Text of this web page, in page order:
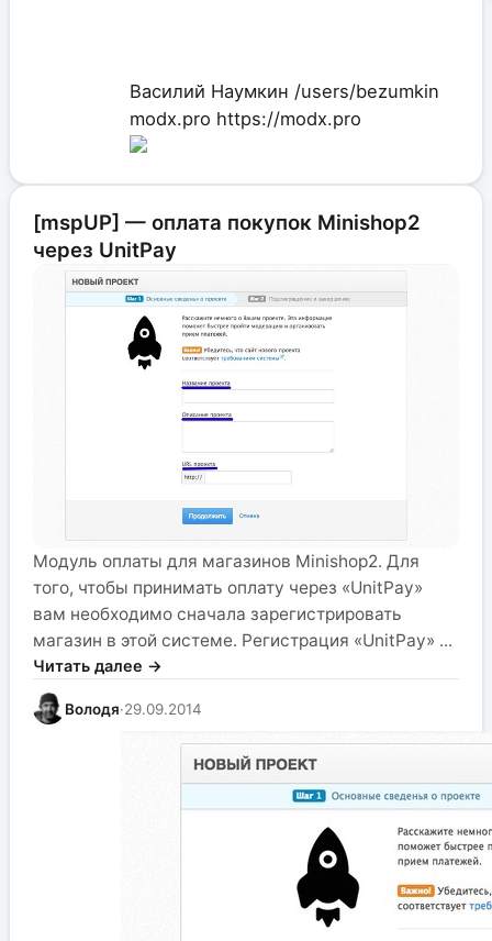
Василий Наумкин /users/bezumkin
modx.pro https://modx.pro
[mspUP] — оплата покупок Minishop2
через UnitPay
Модуль оплаты для магазинов Minishop2. Для
того, чтобы принимать оплату через «UnitPay»
вам необходимо сначала зарегистрировать
магазин в этой системе. Регистрация «UnitPay» ...
Читать далее →
Володя·29.09.2014